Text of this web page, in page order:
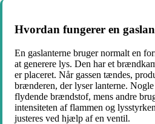
Hvordan fungerer en
En gaslanterne bruger normalt en
at generere lys. Den har et
er placeret. Når gassen tændes,
brænderen, der lyser lanterne.
flydende brændstof, mens andre
intensiteten af flammen og
justeres ved hjælp af en ventil.